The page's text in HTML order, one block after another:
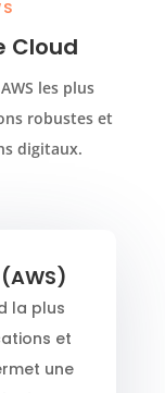
Cloud
les plus
robustes et
digitaux.
la plus
et
une